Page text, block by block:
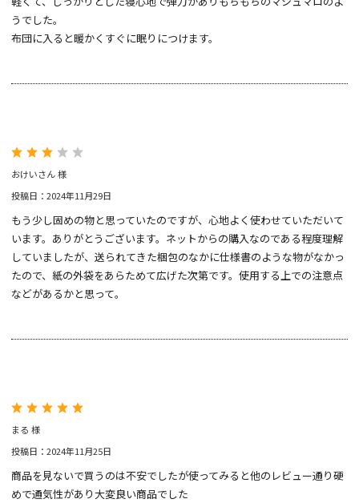
うでした。
布団に入ると暖かくすぐに眠りにつけます。
おけいさん 様
投稿日：2024年11月29日
もう少し固めの物と思っていたのですが、心地よく使わせていただいて
います。ありがとうございます。ネットからの購入なのである程度理解
していましたが、送られてきた梱包のなかに仕様書のような物がなかっ
たので、紙の外袋をあらためて広げた次第です。使用する上での注意点
などがあるかと思って。
まる 様
投稿日：2024年11月25日
商品を見ないで買うのは不安でしたが使ってみると他のレビュー通り硬
めで通気性があり大変良い商品でした